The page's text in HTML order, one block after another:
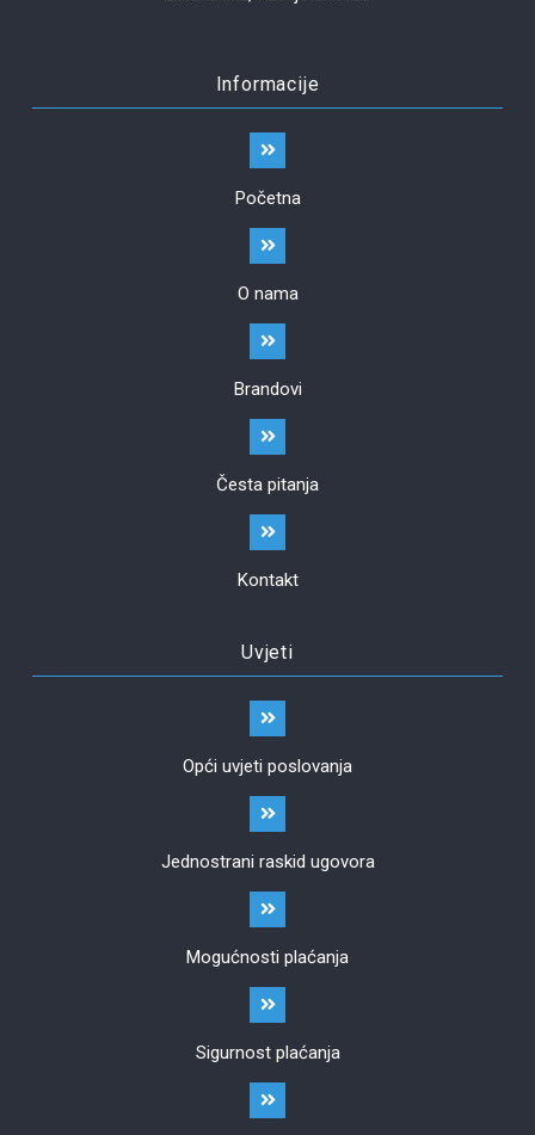
Informacije
Početna
O nama
Brandovi
Česta pitanja
Kontakt
Uvjeti
Opći uvjeti poslovanja
Jednostrani raskid ugovora
Mogućnosti plaćanja
Sigurnost plaćanja